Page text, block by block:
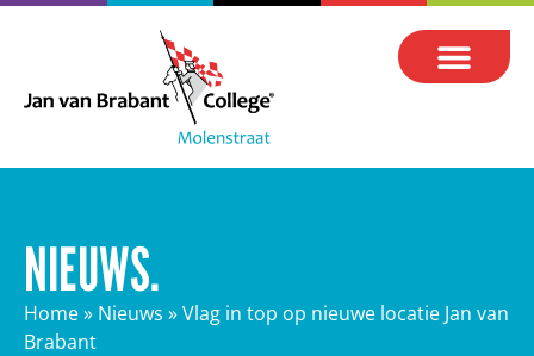
NIEUWS.
Home» Nieuws »Vlag in top op nieuwe locatie Jan van
Brabant